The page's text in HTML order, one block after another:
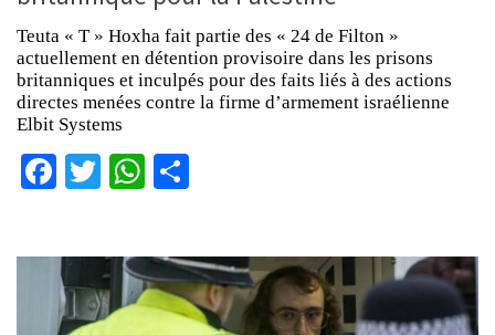
Teuta « T » Hoxha fait partie des « 24 de Filton »
actuellement en détention provisoire dans les prisons
britanniques et inculpés pour des faits liés à des actions
directes menées contre la firme d’armement israélienne
Elbit Systems
Facebook
TwitterWhatsApp